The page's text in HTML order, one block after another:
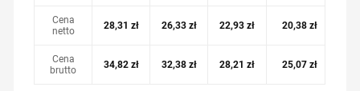
Cena
netto
28,31 zł 26,33 zł 22,93zł 20,38zł
Cena
brutto
34,82 zł 32,38 zł 28,21zł 25,07zł